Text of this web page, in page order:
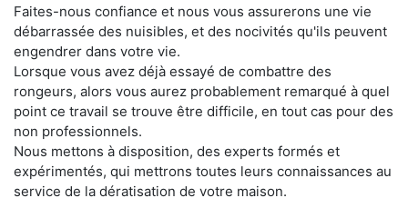
Faites-nous confiance et nous vous assurerons une vie
débarrassée des nuisibles, et des nocivités qu'ils peuvent
engendrer dans votre vie.
Lorsque vous avez déjà essayé de combattre des
rongeurs, alors vous aurez probablement remarqué à quel
point ce travail se trouve être difficile, en tout cas pour des
non professionnels.
Nous mettons à disposition, des experts formés et
expérimentés, qui mettrons toutes leurs connaissances au
service de la dératisation de votre maison.